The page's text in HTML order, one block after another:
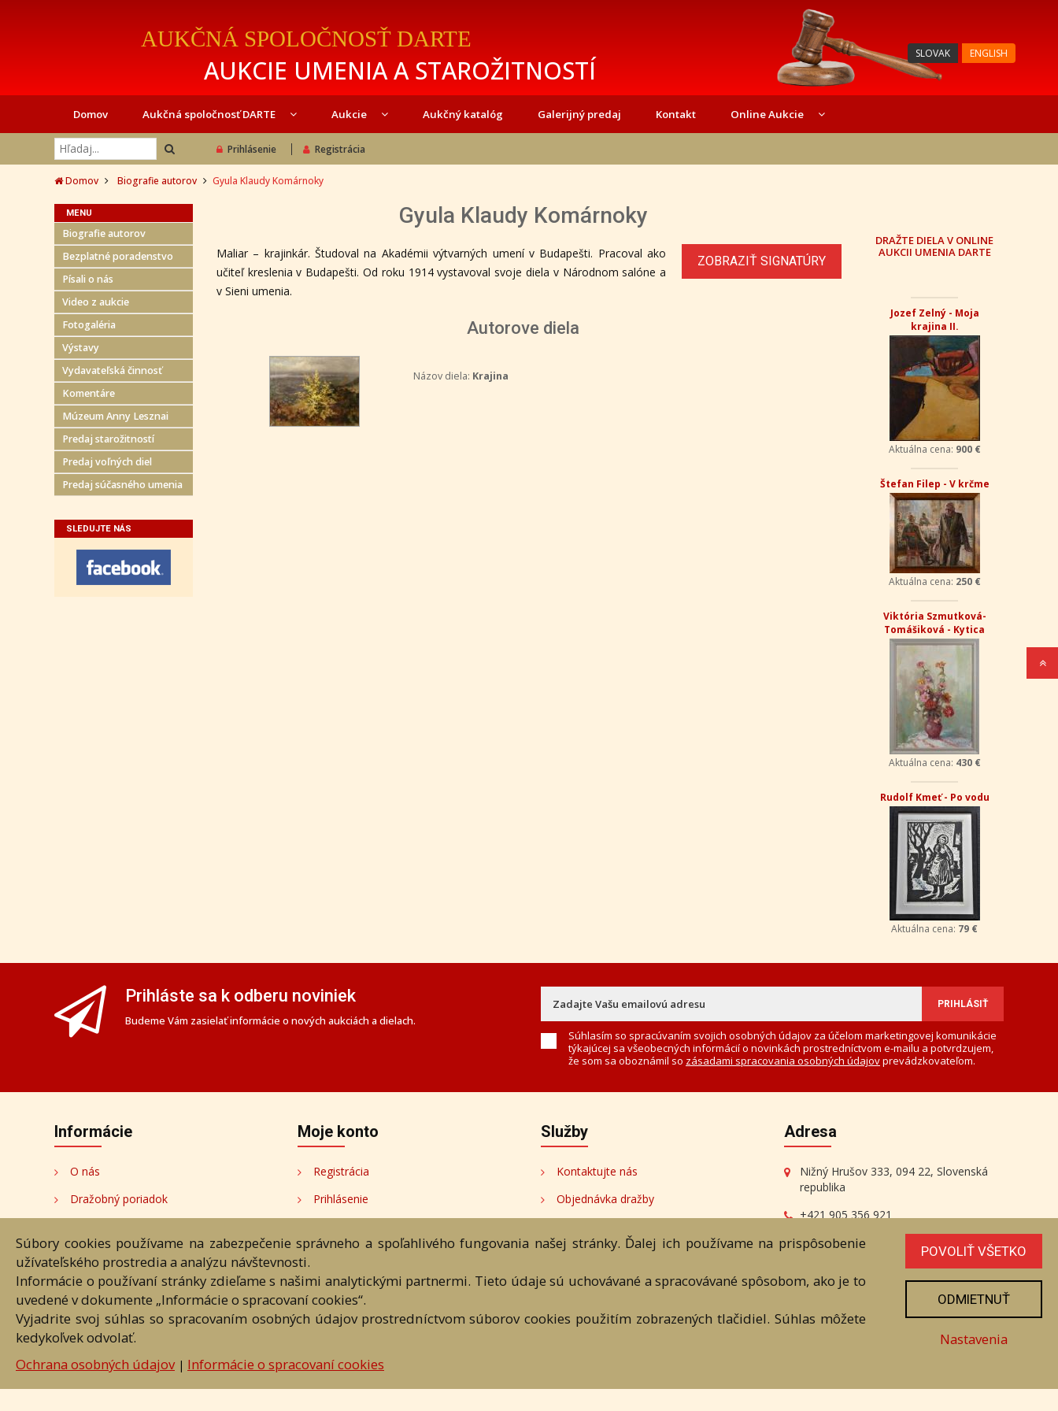
AUKČNÁ SPOLOČNOSŤ DARTE
AUKCIE UMENIA A STAROŽITNOSTÍ
SLOVAK ENGLISH
Domov Aukčná spoločnosť DARTE Aukcie Aukčný katalóg Galerijný predaj Kontakt Online Aukcie
Prihlásenie Registrácia
Domov Biografie autorov Gyula Klaudy Komárnoky
MENU
Biografie autorov
Bezplatné poradenstvo
Písali o nás
Video z aukcie
Fotogaléria
Výstavy
Vydavateľská činnosť
Komentáre
Múzeum Anny Lesznai
Predaj starožitností
Predaj voľných diel
Predaj súčasného umenia
SLEDUJTE NÁS
Gyula Klaudy Komárnoky
ZOBRAZIŤ SIGNATÚRY
Maliar – krajinkár. Študoval na Akadémii výtvarných umení v Budapešti. Pracoval ako
učiteľ kreslenia v Budapešti. Od roku 1914 vystavoval svoje diela v Národnom salóne a
v Sieni umenia.
Autorove diela
Názov diela: Krajina
DRAŽTE DIELA V ONLINE
AUKCII UMENIA DARTE
Jozef Zelný - Moja
krajina II.
Aktuálna cena: 900 €
Štefan Filep - V krčme
Aktuálna cena: 250 €
Viktória Szmutková-
Tomášiková - Kytica
Aktuálna cena: 430 €
Rudolf Kmeť - Po vodu
Aktuálna cena: 79 €
Prihláste sa k odberu noviniek
Budeme Vám zasielať informácie o nových aukciách a dielach.
Súhlasím so spracúvaním svojich osobných údajov za účelom marketingovej komunikácie
týkajúcej sa všeobecných informácií o novinkách prostredníctvom e-mailu a potvrdzujem,
že som sa oboznámil so zásadami spracovania osobných údajovprevádzkovateľom.
Informácie
O nás
Dražobný poriadok
Ochrana osobných údajov
Cookies
Nastavenia cookies
Moje konto
Registrácia
Prihlásenie
Moji autori
Služby
Kontaktujte nás
Objednávka dražby
Adresa
Nižný Hrušov 333, 094 22, Slovenská
republika
+421 905 356 921
Hlavná stránka
Súbory cookies používame na zabezpečenie správneho a spoľahlivého fungovania našej stránky. Ďalej ich používame na prispôsobenie
užívateľského prostredia a analýzu návštevnosti.
Informácie o používaní stránky zdieľame s našimi analytickými partnermi. Tieto údaje sú uchovávané a spracovávané spôsobom, ako je to
uvedené v dokumente „Informácie o spracovaní cookies“.
Vyjadrite svoj súhlas so spracovaním osobných údajov prostredníctvom súborov cookies použitím zobrazených tlačidiel. Súhlas môžete
kedykoľvek odvolať.
Ochrana osobných údajov| Informácie o spracovaní cookies
POVOLIŤ VŠETKO
ODMIETNUŤ
Nastavenia